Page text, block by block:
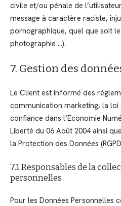
civile et/ou pénale de
message à caractère raciste,
pornographique, quel que soit
photographie …).
7. Gestion des
Le Client est informé des
communication marketing, la loi
confiance dans l’Economie
Liberté du 06 Août 2004 ainsi
la Protection des Données
7.1 Responsables de la
personnelles
Pour les Données Personnelles